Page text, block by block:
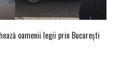
oamenii legii prin Bucureşti